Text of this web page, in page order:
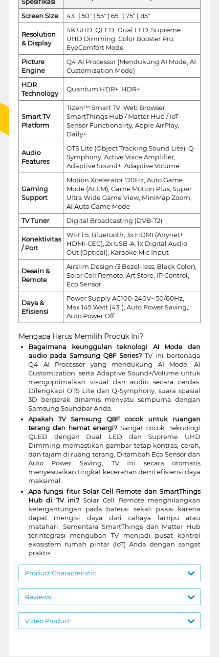
Screen Size 43" | 50" | 55" | 65" | 75" | 85"
Resolution
& Display
4K UHD, QLED, Dual LED, Supreme
UHD Dimming, Color Booster Pro,
EyeComfort Mode
Picture
Engine
Q4 AI Processor (Mendukung AI Mode, AI
Customization Mode)
HDR
Technology
Quantum HDR+, HDR+
Smart TV
Platform
Tizen™ Smart TV, Web Browser,
SmartThings Hub / Matter Hub / IoT-
Sensor Functionality, Apple AirPlay,
Daily+
Audio
Features
OTS Lite (Object Tracking Sound Lite), Q-
Symphony, Active Voice Amplifier,
Adaptive Sound+, Adaptive Volume
Gaming
Support
Motion Xcelerator 120Hz, Auto Game
Mode (ALLM), Game Motion Plus, Super
Ultra Wide Game View, MiniMap Zoom,
AI Auto Game Mode
TV Tuner
Digital Broadcasting (DVB-T2)
Konektivitas
/ Port
Wi-Fi 5, Bluetooth, 3x HDMI (Anynet+
HDMI-CEC), 2x USB-A, 1x Digital Audio
Out (Optical), Karaoke Mic Input
Desain &
Remote
Airslim Design (3 Bezel-less, Black Color),
Solar Cell Remote, Art Store, IP Control,
Eco Sensor
Daya &
Efisiensi
Power Supply AC100-240V~ 50/60Hz,
Max 145 Watt (43"), Auto Power Saving,
Auto Power Off
Mengapa Harus Memilih Produk Ini?
Bagaimana keunggulan teknologi AI Mode dan
audio pada Samsung Q8F Series? TV ini bertenaga
Q4 AI Processor yang mendukung AI Mode, AI
Customization, serta Adaptive Sound+/Volume untuk
mengoptimalkan visual dan audio secara cerdas.
Dilengkapi OTS Lite dan Q-Symphony, suara spasial
3D bergerak dinamis menyatu sempurna dengan
Samsung Soundbar Anda.
Apakah TV Samsung Q8F cocok untuk ruangan
terang dan hemat energi? Sangat cocok. Teknologi
QLED dengan Dual LED dan Supreme UHD
Dimming memastikan gambar tetap kontras, cerah,
dan tajam di ruang terang. Ditambah Eco Sensor dan
Auto Power Saving, TV ini secara otomatis
menyesuaikan tingkat kecerahan demi efisiensi daya
maksimal.
Apa fungsi fitur Solar Cell Remote dan SmartThings
Hub di TV ini? Solar Cell Remote menghilangkan
ketergantungan pada baterai sekali pakai karena
dapat mengisi daya dari cahaya lampu atau
matahari. Sementara SmartThings dan Matter Hub
terintegrasi mengubah TV menjadi pusat kontrol
ekosistem rumah pintar (IoT) Anda dengan sangat
praktis.
Product Characteristic
Reviews
Video Product